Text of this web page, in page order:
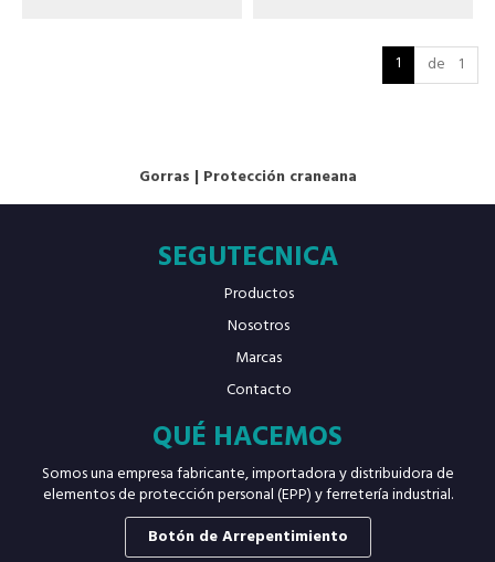
1 de 1
Gorras | Protección craneana
SEGUTECNICA
Productos
Nosotros
Marcas
Contacto
QUÉ HACEMOS
Somos una empresa fabricante, importadora y distribuidora de
elementos de protección personal (EPP) y ferretería industrial.
Botón de Arrepentimiento